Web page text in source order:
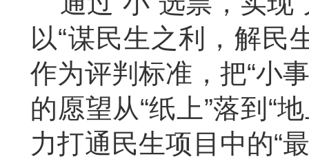
以“谋民生之利，解民
作为评判标准，把“小
的愿望从“纸上”落到“
力打通民生项目中的“